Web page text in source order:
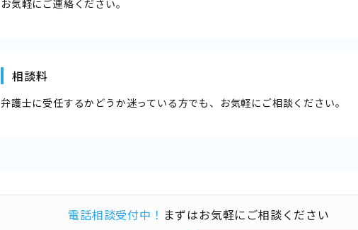
お気軽にご連絡ください。
相談料
弁護士に受任するかどうか迷っている方でも、お気軽にご相談ください。
電話相談受付中！ まずはお気軽にご相談ください